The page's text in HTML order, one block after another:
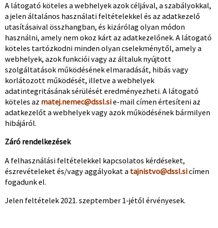
A látogató köteles a webhelyek azok céljával, a szabályokkal,
a jelen általános használati feltételekkel és az adatkezelő
utasításaival összhangban, és kizárólag olyan módon
használni, amely nem okoz kárt az adatkezelőnek. A látogató
köteles tartózkodni minden olyan cselekménytől, amely a
webhelyek, azok funkciói vagy az általuk nyújtott
szolgáltatások működésének elmaradását, hibás vagy
korlátozott működését, illetve a webhelyek
adatintegritásának sérülését eredményezheti. A látogató
köteles az matej.nemec@dssl.sie-mail címen értesíteni az
adatkezelőt a webhelyek vagy azok működésének bármilyen
hibájáról.
Záró rendelkezések
A felhasználási feltételekkel kapcsolatos kérdéseket,
észrevételeket és/vagy aggályokat a tajnistvo@dssl.sicímen
fogadunk el.
Jelen feltételek 2021. szeptember 1-jétől érvényesek.